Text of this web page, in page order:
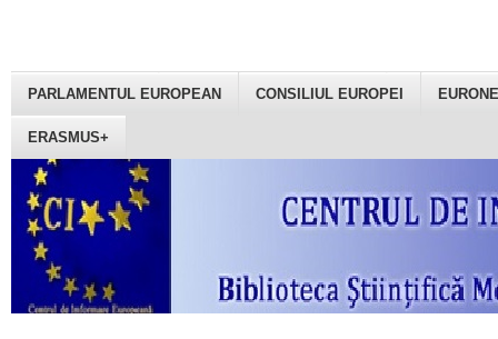
PARLAMENTUL EUROPEAN CONSILIUL EUROPEI
ERASMUS+